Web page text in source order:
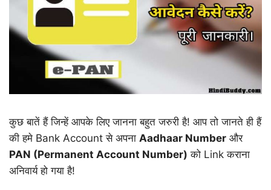
कुछ बातें हैं जिन्हें आपके लिए जानना बहुत जरुरी है! आप तो जानते ही हैं
की हमे Bank Account से अपना Aadhaar Number और
PAN (Permanent Account Number) को Link कराना
अनिवार्य हो गया है!